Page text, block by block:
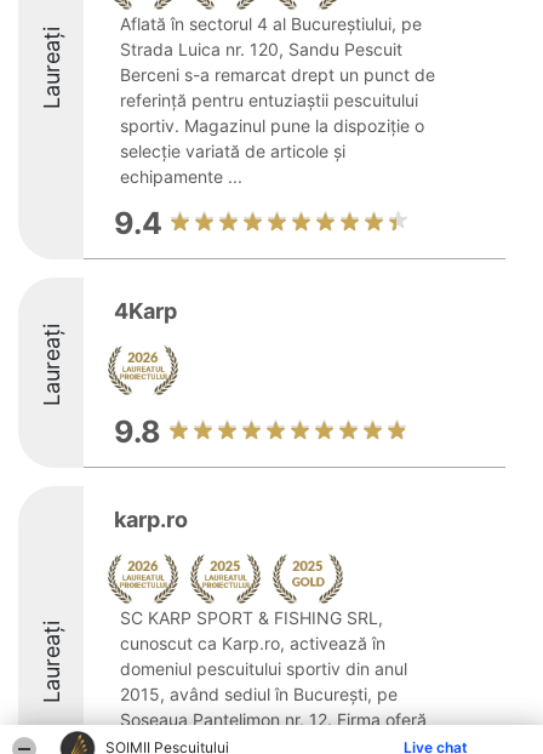
ȘOIMII Pescuitului Live chat
Laureați
Aflată în sectorul 4 al Bucureștiului, pe
Strada Luica nr. 120, Sandu Pescuit
Berceni s-a remarcat drept un punct de
referință pentru entuziaștii pescuitului
sportiv. Magazinul pune la dispoziție o
selecție variată de articole și
echipamente ...
9.4
Laureați
4Karp
9.8
Laureați
karp.ro
SC KARP SPORT & FISHING SRL,
cunoscut ca Karp.ro, activează în
domeniul pescuitului sportiv din anul
2015, având sediul în București, pe
Șoseaua Pantelimon nr. 12. Firma oferă
o gamă extinsă de articole și accesorii